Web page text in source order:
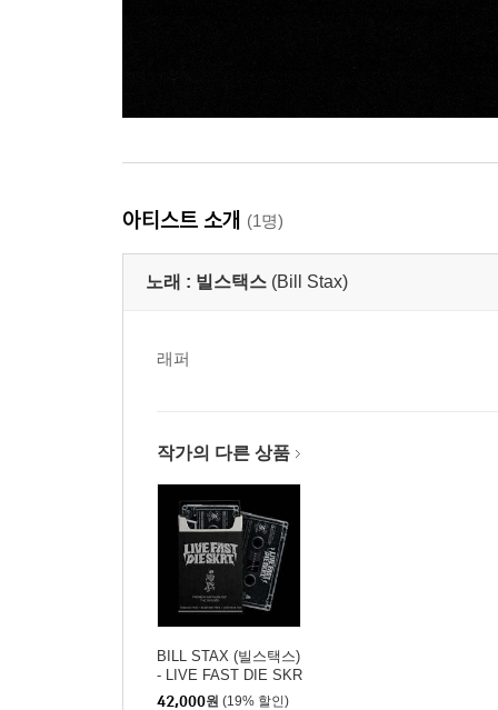
아티스트 소개 (1명)
노래 : 빌스택스 (Bill Stax)
래퍼
작가의 다른 상품
BILL STAX (빌스택스)
- LIVE FAST DIE SKR
T (카세트테이프)
42,000원 (19% 할인)